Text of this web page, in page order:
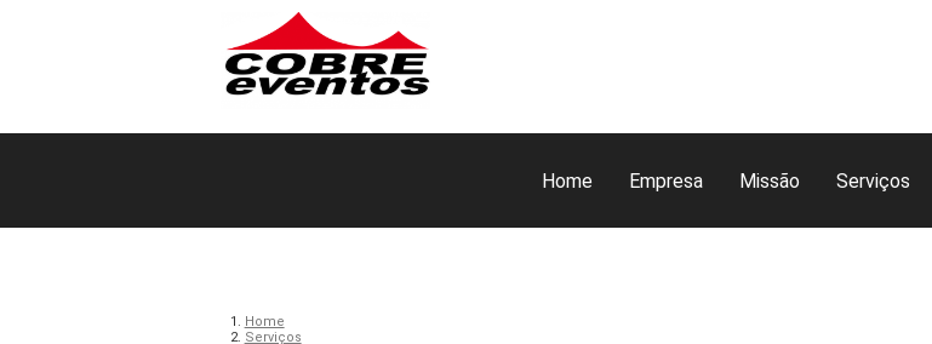
Home Empresa Missão Serviços
Home
Serviços